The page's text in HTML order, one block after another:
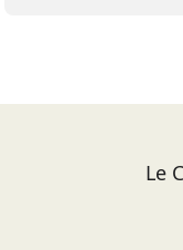
Le